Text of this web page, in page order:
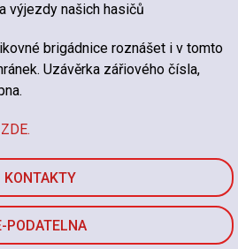
KONTAKTY
PODATELNA
výjezdy našich hasičů
brigádnice roznášet i v tomto
Uzávěrka zářiového čísla,